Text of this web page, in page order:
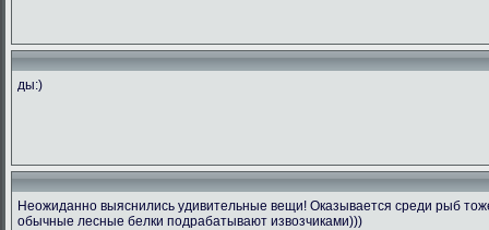
ды:)
Неожиданно выяснились удивительные вещи! Оказывается среди рыб
обычные лесные белки подрабатывают извозчиками)))